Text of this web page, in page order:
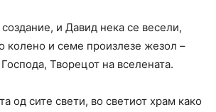
и Давид нека се весели,
колено и семе произлезе жезол –
Творецот на вселената.
од сите свети, во светиот храм како